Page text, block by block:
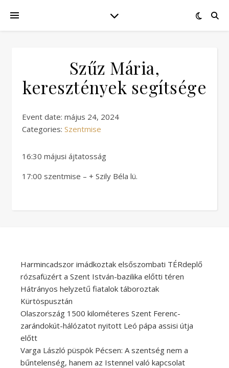
Szűz Mária,
keresztények segítsége
Event date: május 24, 2024
Categories: Szentmise
16:30 májusi ájtatosság
17:00 szentmise – + Szily Béla lü.
Harmincadszor imádkoztak elsőszombati TÉRdeplő
rózsafüzért a Szent István-bazilika előtti téren
Hátrányos helyzetű fiatalok táboroztak
Kürtöspusztán
Olaszország 1500 kilométeres Szent Ferenc-
zarándokút-hálózatot nyitott Leó pápa assisi útja
előtt
Varga László püspök Pécsen: A szentség nem a
bűntelenség, hanem az Istennel való kapcsolat